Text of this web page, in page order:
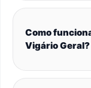
Como
Vigário Geral?